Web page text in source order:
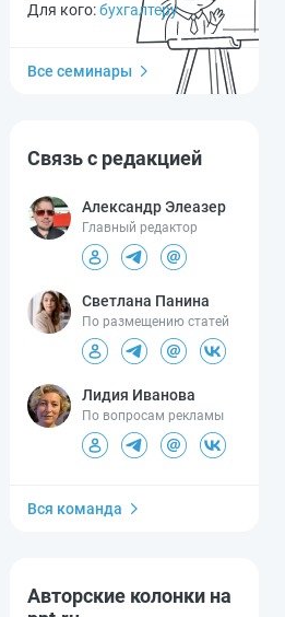
Для кого:бухгалтеру
Все семинары
Связь с редакцией
Александр Элеазер
Главный редактор
Светлана Панина
По размещению статей
Лидия Иванова
По вопросам рекламы
Вся команда
Авторские колонки на